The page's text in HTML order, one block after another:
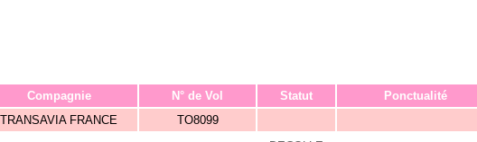
Compagnie N° de Vol Statut
Ponctualité
TRANSAVIA FRANCE TO8099